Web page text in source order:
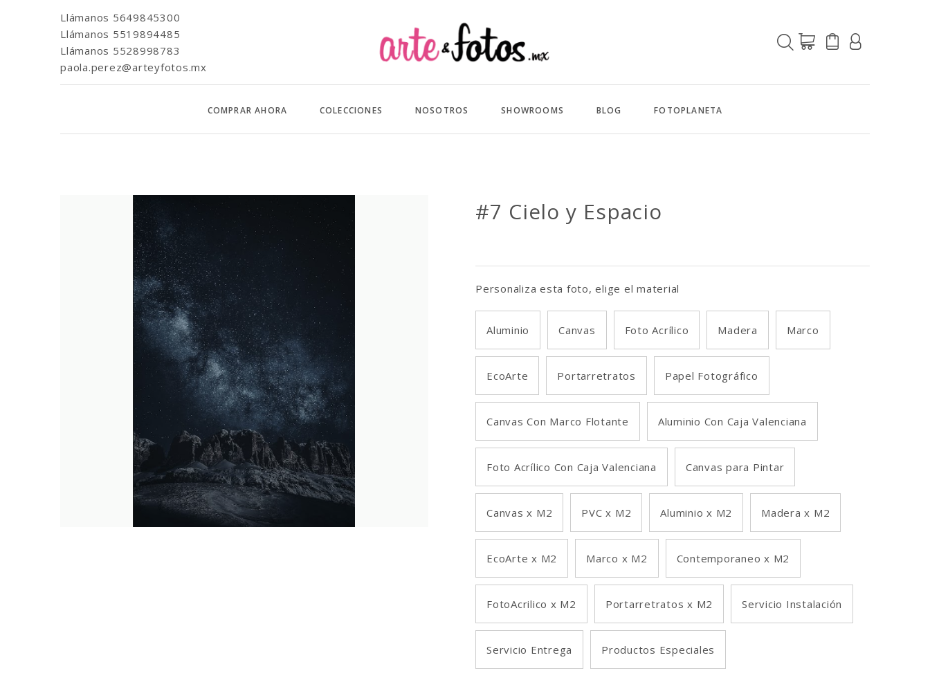
Llámanos 5649845300
Llámanos 5519894485
Llámanos 5528998783
paola.perez@arteyfotos.mx
COMPRAR AHORA COLECCIONES NOSOTROS SHOWROOMS BLOG FOTOPLANETA
#7 Cielo y Espacio
Personaliza esta foto, elige el material
Aluminio Canvas Foto Acrílico Madera Marco
EcoArte Portarretratos Papel Fotográfico
Canvas Con Marco Flotante Aluminio Con Caja Valenciana
Foto Acrílico Con Caja Valenciana Canvas para Pintar
Canvas x M2 PVC x M2 Aluminio x M2 Madera x M2
EcoArte x M2 Marco x M2 Contemporaneo x M2
FotoAcrilico x M2 Portarretratos x M2 Servicio Instalación
Servicio Entrega Productos Especiales